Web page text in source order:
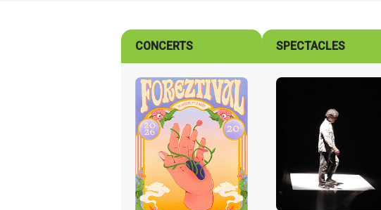
CONCERTS SPECTACLES